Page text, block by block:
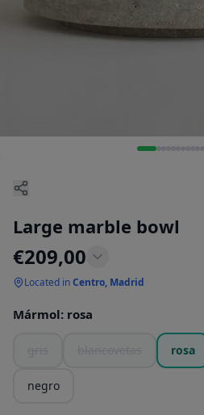
Large marble bowl
€209,00
Located inCentro, Madrid
Mármol: rosa
rosa
negro